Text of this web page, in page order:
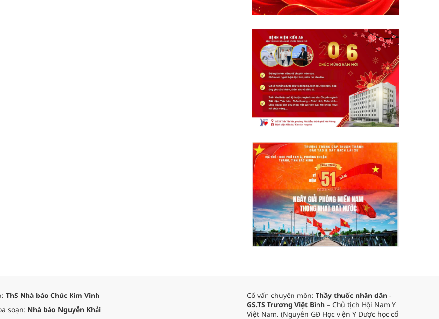
ThS Nhà báo Chúc Kim Vinh
soạn: Nhà báo Nguyễn Khải
Cố vấn chuyên môn: Thầy thuốc nhân dân -
GS.TS Trương Việt Bình – Chủ tịch Hội Nam Y
Việt Nam. (Nguyên GĐ Học viện Y Dược học cổ